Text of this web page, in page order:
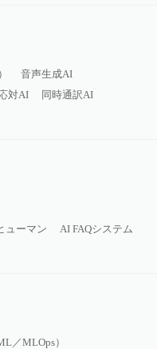
音声生成AI
対AI
同時通訳AI
ューマン
AI FAQシステム
／MLOps）